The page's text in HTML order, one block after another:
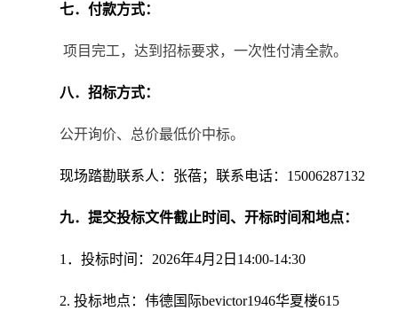
七．付款方式：
项目完工，达到招标要求，一次性付清全款。
八．招标方式：
公开询价、总价最低价中标。
现场踏勘联系人： 张蓓；联系电话： 15006287132
九．提交投标文件截止时间、开标时间和地点：
1．投标时间 ： 2026年4月 2 日14:00-14:30
2. 投标地点：伟德国际bevictor1946华夏楼615